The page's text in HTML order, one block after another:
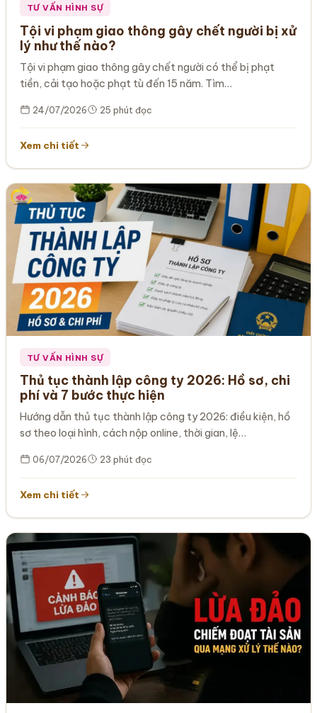
TƯ VẤN HÌNH SỰ
Tội vi phạm giao thông gây chết người bị xử
lý như thế nào?
Tội vi phạm giao thông gây chết người có thể bị phạt
tiền, cải tạo hoặc phạt tù đến 15 năm. Tìm…
24/07/2026 25 phút đọc
Xem chi tiết
TƯ VẤN HÌNH SỰ
Thủ tục thành lập công ty 2026: Hồ sơ, chi
phí và 7 bước thực hiện
Hướng dẫn thủ tục thành lập công ty 2026: điều kiện, hồ
sơ theo loại hình, cách nộp online, thời gian, lệ…
06/07/2026 23 phút đọc
Xem chi tiết